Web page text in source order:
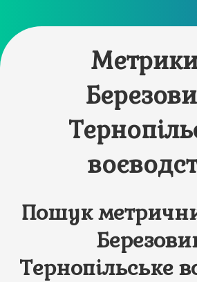
Пошук
Тернопільське